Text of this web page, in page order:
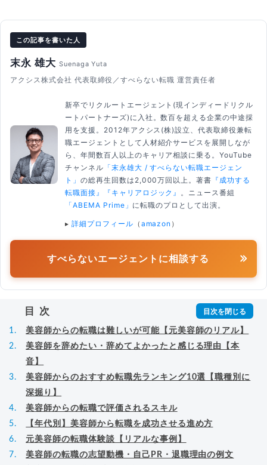
この記事を書いた人
末永 雄大 Suenaga Yuta
アクシス株式会社 代表取締役／すべらない転職 運営責任者
新卒でリクルートエージェント(現インディードリクル
ートパートナーズ)に入社。数百を超える企業の中途採
用を支援。2012年アクシス(株)設立、代表取締役兼転
職エージェントとして人材紹介サービスを展開しなが
ら、年間数百人以上のキャリア相談に乗る。YouTube
チャンネル 「末永雄大 / すべらない転職エージェン
ト」 の総再生回数は2,000万回以上。著書 『成功する
転職面接』
『キャリアロジック』
。ニュース番組
「ABEMA Prime」 に転職のプロとして出演。
▸ 詳細プロフィール （ amazon ）
すべらないエージェントに相談する
目次
美容師からの転職は難しいが可能【元美容師のリアル】
美容師を辞めたい・辞めてよかったと感じる理由【本
音】
美容師からのおすすめ転職先ランキング10選【職種別に
深掘り】
美容師からの転職で評価されるスキル
【年代別】美容師から転職を成功させる進め方
元美容師の転職体験談【リアルな事例】
美容師の転職の志望動機・自己PR・退職理由の例文